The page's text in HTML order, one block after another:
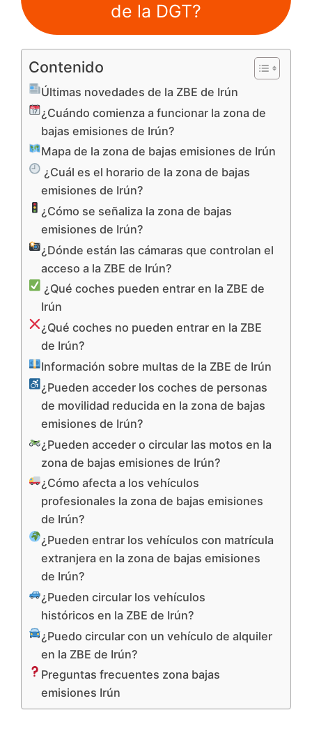
de la DGT?
Contenido
Últimas novedades de la ZBE de Irún
¿Cuándo comienza a funcionar la zona de
bajas emisiones de Irún?
Mapa de la zona de bajas emisiones de Irún
¿Cuál es el horario de la zona de bajas
emisiones de Irún?
¿Cómo se señaliza la zona de bajas
emisiones de Irún?
¿Dónde están las cámaras que controlan el
acceso a la ZBE de Irún?
¿Qué coches pueden entrar en la ZBE de
Irún
¿Qué coches no pueden entrar en la ZBE
de Irún?
Información sobre multas de la ZBE de Irún
¿Pueden acceder los coches de personas
de movilidad reducida en la zona de bajas
emisiones de Irún?
¿Pueden acceder o circular las motos en la
zona de bajas emisiones de Irún?
¿Cómo afecta a los vehículos
profesionales la zona de bajas emisiones
de Irún?
¿Pueden entrar los vehículos con matrícula
extranjera en la zona de bajas emisiones
de Irún?
¿Pueden circular los vehículos
históricos en la ZBE de Irún?
¿Puedo circular con un vehículo de alquiler
en la ZBE de Irún?
Preguntas frecuentes zona bajas
emisiones Irún